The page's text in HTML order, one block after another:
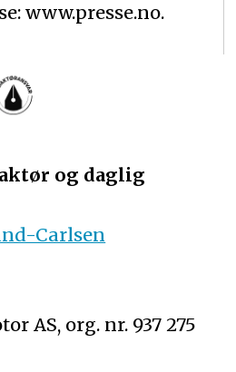
www.presse.no.
og daglig
Carlsen
AS, org. nr. 937 275